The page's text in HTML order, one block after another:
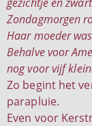
Zondagmorgen
Haar moeder
Behalve voor
nog voor vijf
Zo begint het
parapluie.
Even voor